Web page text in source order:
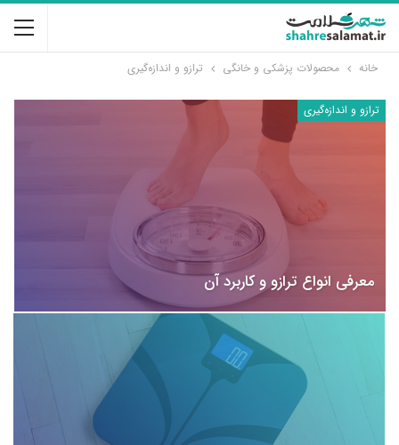
خانه محصولات پزشکی و خانگی ترازو و اندازه‌گیری
ترازو و اندازه‌گیری
معرفی انواع ترازو و کاربرد آن